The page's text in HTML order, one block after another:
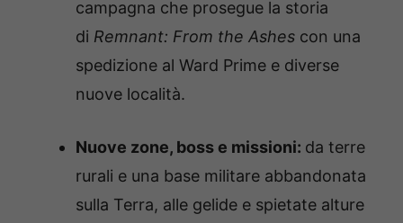
campagna che prosegue la storia
di Remnant: From the Ashes con una
spedizione al Ward Prime e diverse
nuove località.
Nuove zone, boss e missioni: da terre
rurali e una base militare abbandonata
sulla Terra, alle gelide e spietate alture